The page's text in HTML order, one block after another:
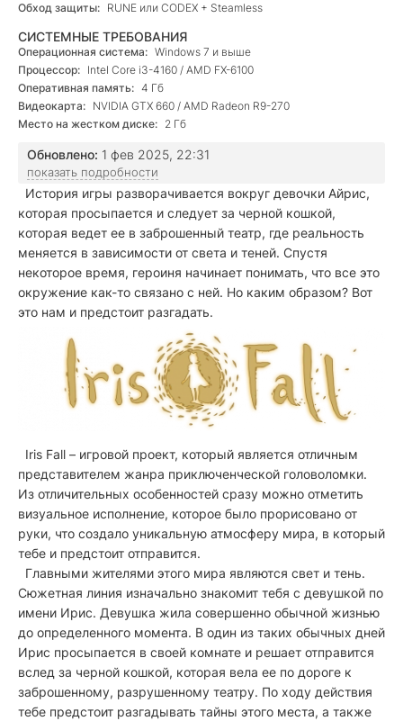
Обход защиты: RUNE или CODEX + Steamless
СИСТЕМНЫЕ ТРЕБОВАНИЯ
Операционная система: Windows 7 и выше
Процессор: Intel Core i3-4160 / AMD FX-6100
Оперативная память: 4 Гб
Видеокарта: NVIDIA GTX 660 / AMD Radeon R9-270
Место на жестком диске: 2 Гб
Обновлено: 1 фев 2025, 22:31
показать подробности
История игры разворачивается вокруг девочки Айрис,
которая просыпается и следует за черной кошкой,
которая ведет ее в заброшенный театр, где реальность
меняется в зависимости от света и теней. Спустя
некоторое время, героиня начинает понимать, что все это
окружение как-то связано с ней. Но каким образом? Вот
это нам и предстоит разгадать.
Iris Fall – игровой проект, который является отличным
представителем жанра приключенческой головоломки.
Из отличительных особенностей сразу можно отметить
визуальное исполнение, которое было прорисовано от
руки, что создало уникальную атмосферу мира, в который
тебе и предстоит отправится.
Главными жителями этого мира являются свет и тень.
Сюжетная линия изначально знакомит тебя с девушкой по
имени Ирис. Девушка жила совершенно обычной жизнью
до определенного момента. В один из таких обычных дней
Ирис просыпается в своей комнате и решает отправится
вслед за черной кошкой, которая вела ее по дороге к
заброшенному, разрушенному театру. По ходу действия
тебе предстоит разгадывать тайны этого места, а также